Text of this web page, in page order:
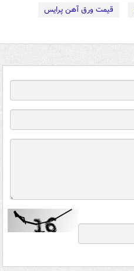
قیمت ورق آهن پرایس